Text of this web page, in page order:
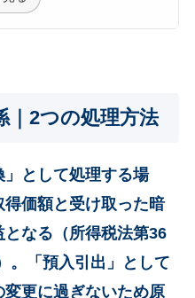
｜2つの処理方法
として処理する場
価額と受け取った暗
なる（所得税法第36
。「預入引出」として
更に過ぎないため原